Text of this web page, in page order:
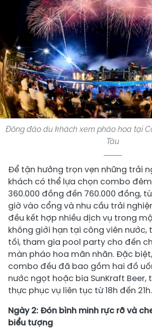
Đông đảo du khách xem pháo hoa tại
Tàu
Để tận hưởng trọn vẹn những trải
khách có thể lựa chọn combo
360.000 đồng đến 760.000 đồng,
giờ vào cổng và nhu cầu trải
đều kết hợp nhiều dịch vụ trong
không giới hạn tại công viên nước,
tối, tham gia pool party cho đến
màn pháo hoa mãn nhãn. Đặc
combo đều đã bao gồm hai đồ
nước ngọt hoặc bia SunKraft Beer,
thực phục vụ liên tục từ 18h đến 21h.
Ngày 2: Đón bình minh rực rỡ và
biểu tượng